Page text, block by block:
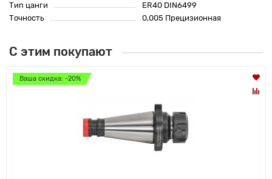
Тип цанги
ER40 DIN6499
Точность
0,005 Прецизионная
С этим покупают
Ваша скидка: -20%